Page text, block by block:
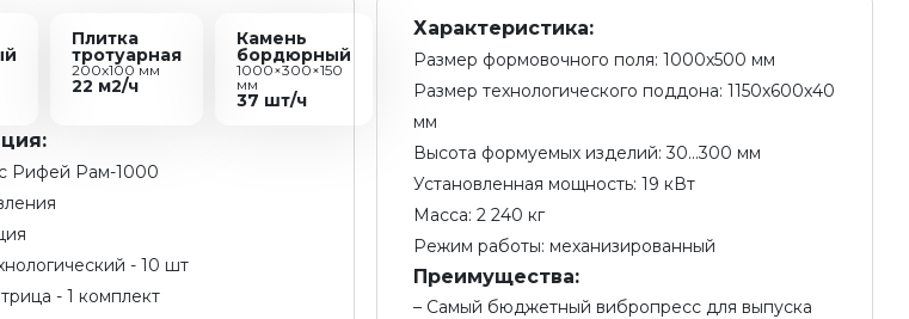
Плитка
тротуарная
200х100 мм
22 м2/ч
Камень
бордюрный
1000×300×150
мм
37 шт/ч
Рифей Рам-1000
- 10 шт
- 1 комплект
Характеристика:
Размер формовочного поля: 1000х500 мм
Размер технологического поддона: 1150х600х40
мм
Высота формуемых изделий: 30...300 мм
Установленная мощность: 19 кВт
Масса: 2 240 кг
Режим работы: механизированный
Преимущества:
Самый бюджетный вибропресс для выпуска